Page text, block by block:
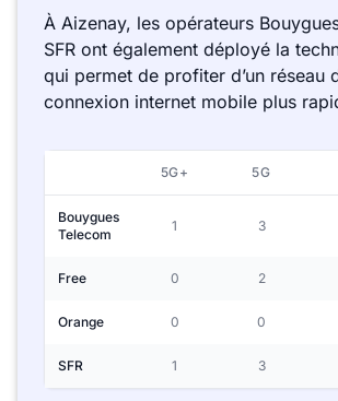
À Aizenay, les opérateurs
SFR ont également déployé la
qui permet de profiter d’un réseau
connexion internet mobile plus
5G+ 5G
Bouygues
Telecom
1 3
Free 0 2
Orange 0 0
SFR 1 3